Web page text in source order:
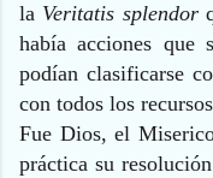
la Veritatis splendor
había acciones que
podían clasificarse
con todos los
Fue Dios, el
práctica su